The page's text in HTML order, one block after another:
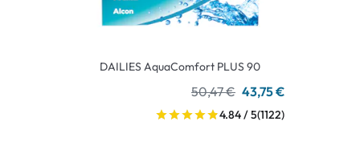
DAILIES AquaComfort PLUS 90
50,47 € 43,75 €
4.84 / 5(1122)